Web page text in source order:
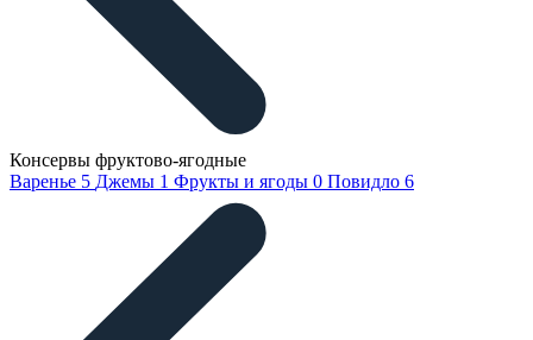
Консервы фруктово-ягодные
Варенье 5 Джемы 1 Фрукты и ягоды 0 Повидло 6